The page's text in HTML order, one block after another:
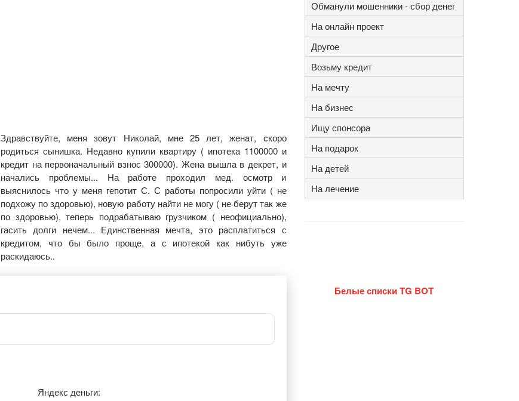
Здравствуйте, меня зовут Николай, мне 25 лет, женат, скоро
родиться сынишка. Недавно купили квартиру ( ипотека 1100000 и
кредит на первоначальный взнос 300000). Жена вышла в декрет, и
начались проблемы... На работе проходил мед. осмотр и
выяснилось что у меня гепотит С. С работы попросили уйти ( не
подхожу по здоровью), новую работу найти не могу ( не берут так же
по здоровью), теперь подрабатываю грузчиком ( неофициально),
гасить долги нечем... Единственная мечта, это расплатиться с
кредитом, что бы было проще, а с ипотекой как нибуть уже
раскидаюсь..
Яндекс деньги:
Обманули мошенники - сбор денег
На онлайн проект
Другое
Возьму кредит
На мечту
На бизнес
Ищу спонсора
На подарок
На детей
На лечение
Белые списки TG BOT